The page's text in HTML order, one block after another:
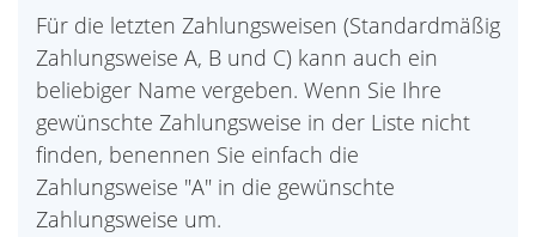
Für die letzten Zahlungsweisen (Standardmäßig
Zahlungsweise A, B und C) kann auch ein
beliebiger Name vergeben. Wenn Sie Ihre
gewünschte Zahlungsweise in der Liste nicht
finden, benennen Sie einfach die
Zahlungsweise "A" in die gewünschte
Zahlungsweise um.